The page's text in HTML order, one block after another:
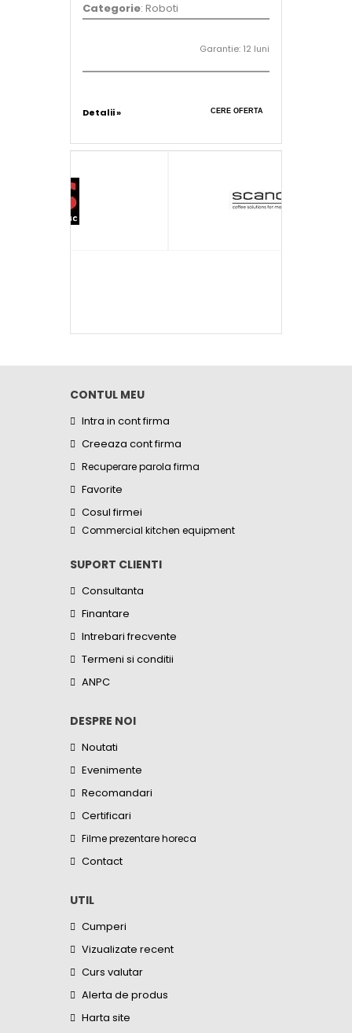
Categorie: Roboti
Garantie: 12 luni
Detalii » CERE OFERTA
CONTUL MEU
Intra in cont firma
Creeaza cont firma
Recuperare parola firma
Favorite
Cosul firmei
Commercial kitchen equipment
SUPORT CLIENTI
Consultanta
Finantare
Intrebari frecvente
Termeni si conditii
ANPC
DESPRE NOI
Noutati
Evenimente
Recomandari
Certificari
Filme prezentare horeca
Contact
UTIL
Cumperi
Vizualizate recent
Curs valutar
Alerta de produs
Harta site